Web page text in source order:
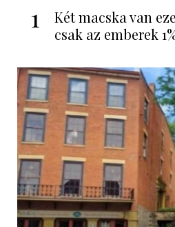
1
Két macska van
csak az emberek